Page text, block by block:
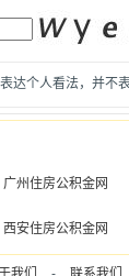
达个人看法，并不
广州住房公积金网
西安住房公积金网